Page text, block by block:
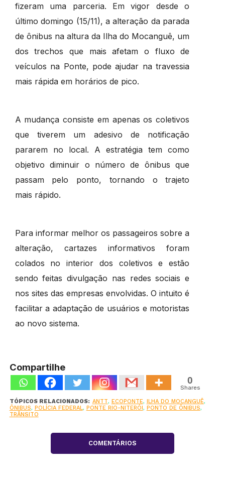
fizeram uma parceria. Em vigor desde o
último domingo (15/11), a alteração da parada
de ônibus na altura da Ilha do Mocanguê, um
dos trechos que mais afetam o fluxo de
veículos na Ponte, pode ajudar na travessia
mais rápida em horários de pico.
A mudança consiste em apenas os coletivos
que tiverem um adesivo de notificação
pararem no local. A estratégia tem como
objetivo diminuir o número de ônibus que
passam pelo ponto, tornando o trajeto
mais rápido.
Para informar melhor os passageiros sobre a
alteração, cartazes informativos foram
colados no interior dos coletivos e estão
sendo feitas divulgação nas redes sociais e
nos sites das empresas envolvidas. O intuito é
facilitar a adaptação de usuários e motoristas
ao novo sistema.
Compartilhe
0
Shares
TÓPICOS RELACIONADOS: ANTT, ECOPONTE, ILHA DO MOCANGUÊ,
ÔNIBUS, POLÍCIA FEDERAL, PONTE RIO-NITERÓI, PONTO DE ÔNIBUS,
TRÂNSITO
COMENTÁRIOS